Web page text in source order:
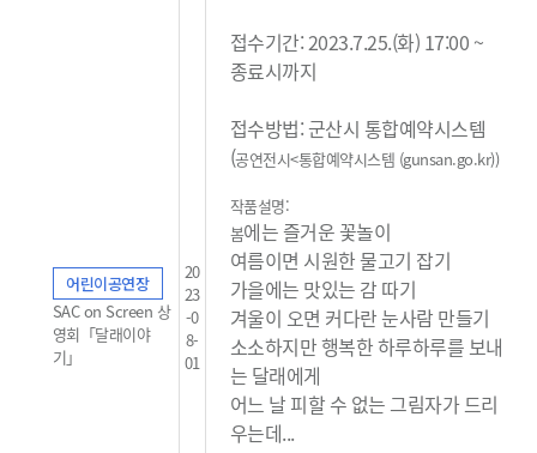
어린이공연장
SAC on Screen 상
영회「달래이야
기」
20
23
-0
8-
01
접수기간: 2023.7.25.(화) 17:00 ~
종료시까지
접수방법: 군산시 통합예약시스템
(공연전시<통합예약시스템 (gunsan.go.kr))
작품설명:
봄에는 즐거운 꽃놀이
여름이면 시원한 물고기 잡기
가을에는 맛있는 감 따기
겨울이 오면 커다란 눈사람 만들기
소소하지만 행복한 하루하루를 보내
는 달래에게
어느 날 피할 수 없는 그림자가 드리
우는데...